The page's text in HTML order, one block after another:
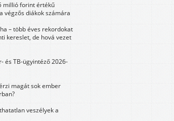
millió forint értékű
végzős diákok számára
– több éves rekordokat
kereslet, de hová vezet
és TB-ügyintéző 2026-
magát sok ember
veszélyek a